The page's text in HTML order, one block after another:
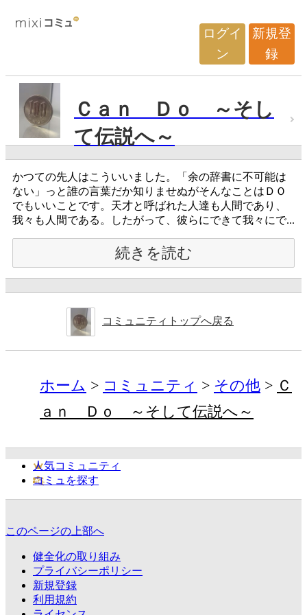
ログイ
ン
新規登
録
Ｃａｎ Ｄｏ ～そし
て伝説へ～
かつての先人はこういいました。「余の辞書に不可能は
ない」っと誰の言葉だか知りませぬがそんなことはＤＯ
でもいいことです。天才と呼ばれた人達も人間であり、
我々も人間である。したがって、彼らにできて我々にで...
続きを読む
コミュニティトップへ戻る
ホーム コミュニティ その他
Ｃ
ａｎ Ｄｏ ～そして伝説へ～
人気コミュニティ
コミュを探す
このページの上部へ
健全化の取り組み
プライバシーポリシー
新規登録
利用規約